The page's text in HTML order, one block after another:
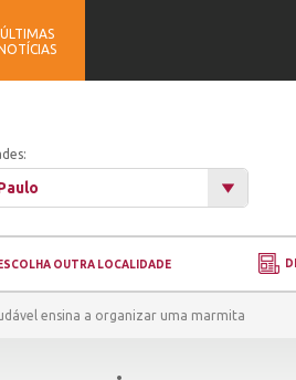
ÚLTIMAS
ESCOLHA OUTRA LOCALIDADE
ensina a organizar uma marmita